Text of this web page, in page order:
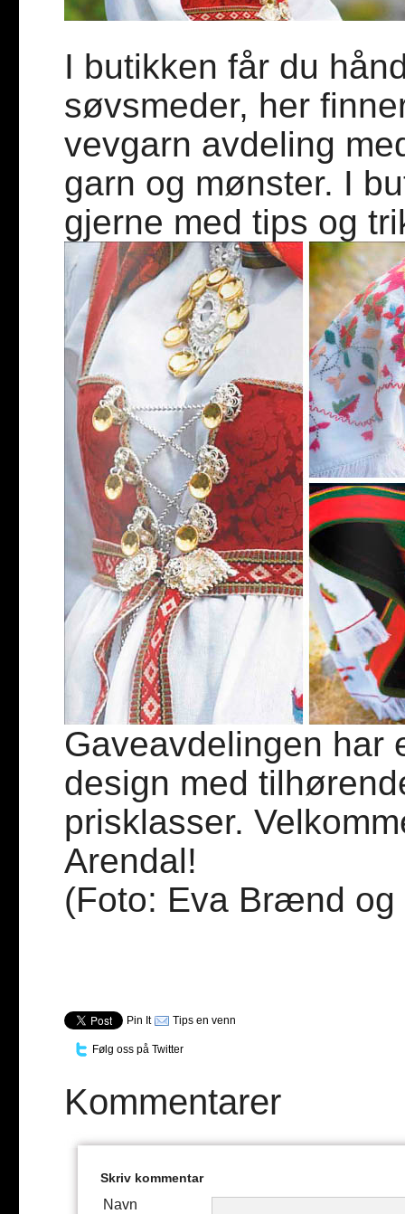
I butikken får du
søvsmeder, her
vevgarn avdeling
garn og mønster. I
gjerne med tips og
Gaveavdelingen har
design med
prisklasser.
Arendal!
(Foto: Eva Brænd og
Pin It Tips en venn
Følg oss på Twitter
Kommentarer
Skriv kommentar
Navn